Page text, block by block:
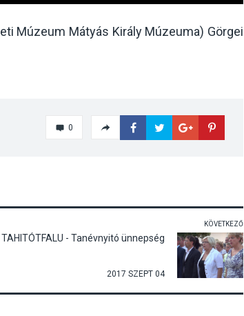
Múzeum Mátyás Király Múzeuma) Görgei
0
KÖVETKEZŐ
TAHITÓTFALU - Tanévnyitó ünnepség
2017 SZEPT 04